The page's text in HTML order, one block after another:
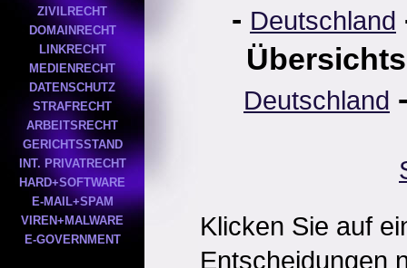
ZIVILRECHT
DOMAINRECHT
LINKRECHT
MEDIENRECHT
DATENSCHUTZ
STRAFRECHT
ARBEITSRECHT
GERICHTSSTAND
INT. PRIVATRECHT
HARD+SOFTWARE
E-MAIL+SPAM
VIREN+MALWARE
E-GOVERNMENT
- Deutschland
Deutschland
Klicken Sie auf
Entscheidungen